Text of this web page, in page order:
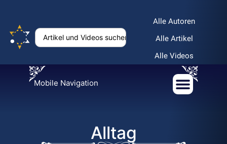
Alle Autoren
Alle Artikel
Alle Videos
Mobile Navigation
Alltag